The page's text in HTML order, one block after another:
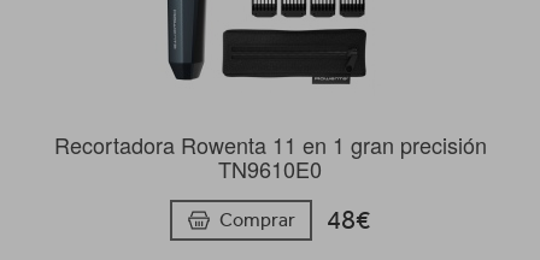
Recortadora Rowenta 11 en 1 gran precisión
TN9610E0
Comprar 48€